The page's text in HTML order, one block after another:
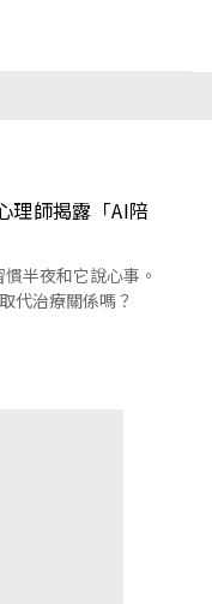
理師揭露「AI陪
半夜和它說心事。
代治療關係嗎？